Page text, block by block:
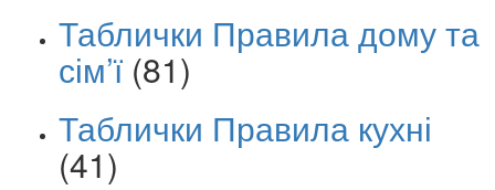
Таблички Правила дому та
сім’ї (81)
Таблички Правила кухні
(41)